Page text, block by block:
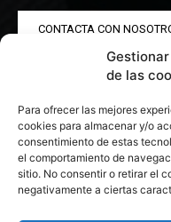
de las
Para ofrecer las mejores
cookies para almacenar y/o
consentimiento de estas
el comportamiento de
sitio. No consentir o retirar el
negativamente a ciertas
CONTACTA CON
POLÍTICA DE PRIVACIDAD
POLÍTICA DE COOKIES
© 2026 Todos los